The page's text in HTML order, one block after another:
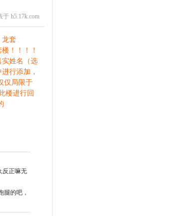
于 h5.17k.com
龙套
！！！！
实姓名（选
行添加，
仅局限于
楼进行回
反正嘛无
腿的吧，